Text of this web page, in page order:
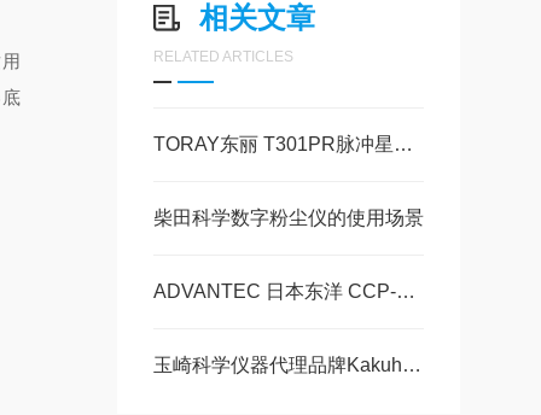
相关文章
RELATED ARTICLES
TORAY东丽 T301PR脉冲星接收器技术参数
柴田科学数字粉尘仪的使用场景
ADVANTEC 日本东洋 CCP-0.45-E1B / E1D / E1H / E1N 产品详情
玉崎科学仪器代理品牌Kakuhunter 写真化学市场主流热销型号